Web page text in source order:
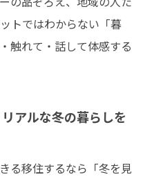
トではわからない「暮
触れて・話して体感する
アルな冬の暮らしを
る移住するなら「冬を見